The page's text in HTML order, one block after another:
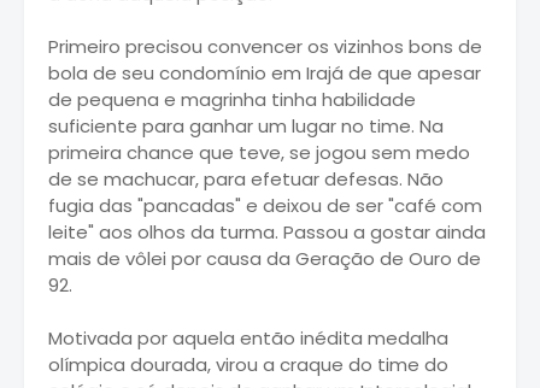
Primeiro precisou convencer os vizinhos bons de
bola de seu condomínio em Irajá de que apesar
de pequena e magrinha tinha habilidade
suficiente para ganhar um lugar no time. Na
primeira chance que teve, se jogou sem medo
de se machucar, para efetuar defesas. Não
fugia das "pancadas" e deixou de ser "café com
leite" aos olhos da turma. Passou a gostar ainda
mais de vôlei por causa da Geração de Ouro de
92.
Motivada por aquela então inédita medalha
olímpica dourada, virou a craque do time do